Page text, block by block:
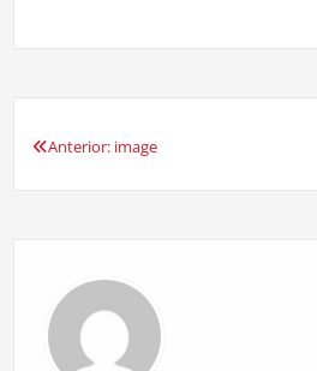
Navegación
Anterior: image